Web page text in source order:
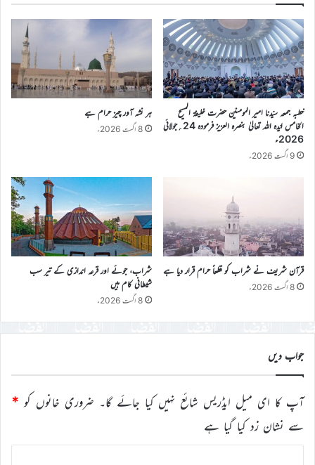
خطبہ جمعہ سیّدنا امیر المومنین حضرت خلیفۃ المسیح
الخامس ایّدہ اللہ تعالیٰ بنصرہ العزیز فرمودہ 24؍جولائی
2026ء
9 اگست 2026ء
ہر نشہ آور چیز حرام ہے
8 اگست 2026ء
قرآن شریف نے شراب کو قطعاً حرام قرار دیا ہے
8 اگست 2026ء
شراب، جوئے اور قرعہ اندازی کے تیر سب
شیطانی کام ہیں
8 اگست 2026ء
جواب دیں
آپ کا ای میل ایڈریس شائع نہیں کیا جائے گا۔ ضروری خانوں کو *
سے نشان زد کیا گیا ہے